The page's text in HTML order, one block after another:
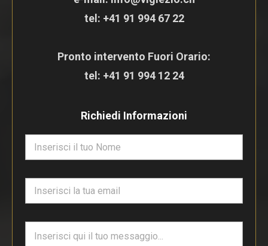
tel: +41 91 994 67 22
Pronto intervento Fuori Orario:
tel: +41 91 994 12 24
Richiedi Informazioni
m
a